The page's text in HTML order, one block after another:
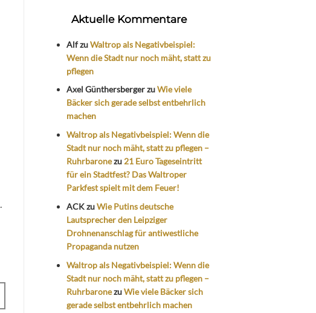
Aktuelle Kommentare
AlfzuWaltrop als Negativbeispiel:
Wenn die Stadt nur noch mäht, statt zu
pflegen
Axel GünthersbergerzuWie viele
Bäcker sich gerade selbst entbehrlich
machen
Waltrop als Negativbeispiel: Wenn die
Stadt nur noch mäht, statt zu pflegen –
Ruhrbaronezu 21 Euro Tageseintritt
für ein Stadtfest? Das Waltroper
Parkfest spielt mit dem Feuer!
ACKzuWie Putins deutsche
Lautsprecher den Leipziger
Drohnenanschlag für antiwestliche
Propaganda nutzen
Waltrop als Negativbeispiel: Wenn die
Stadt nur noch mäht, statt zu pflegen –
RuhrbaronezuWie viele Bäcker sich
gerade selbst entbehrlich machen